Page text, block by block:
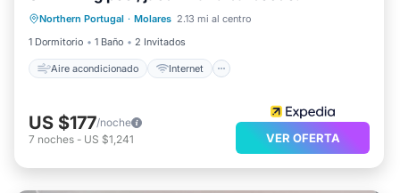
Northern Portugal · Molares 2.13 mi al centro
1 Dormitorio
1 Baño 2 Invitados
Aire acondicionado Internet
Apto para niños
Ropa de cama
US $177/noche
7 noches - US $1,241 VER OFERTA